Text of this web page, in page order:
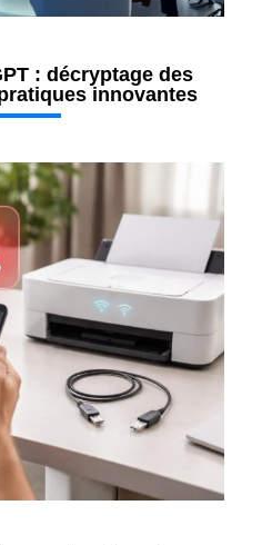
: décryptage des
innovantes